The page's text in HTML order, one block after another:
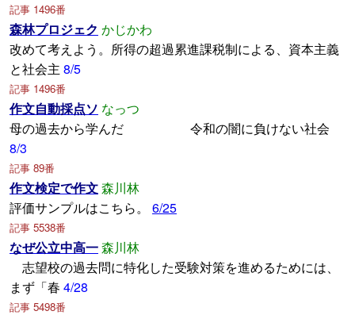
記事 1496番
森林プロジェク かじかわ
改めて考えよう。所得の超過累進課税制による、資本主義
と社会主 8/5
記事 1496番
作文自動採点ソ なっつ
母の過去から学んだ 令和の闇に負けない社会
8/3
記事 89番
作文検定で作文森川林
評価サンプルはこちら。 6/25
記事 5538番
なぜ公立中高一森川林
志望校の過去問に特化した受験対策を進めるためには、
まず「春 4/28
記事 5498番